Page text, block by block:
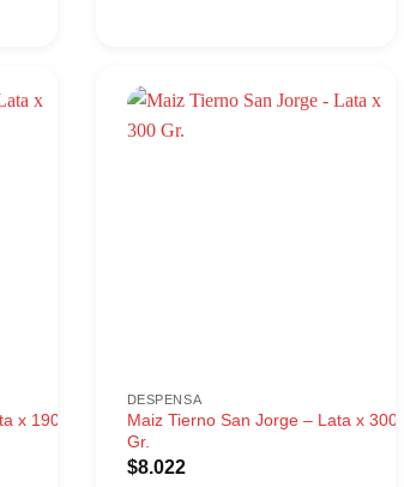
x 190
DESPENSA
Maiz Tierno San Jorge – Lata x 300
Gr.
$8.022